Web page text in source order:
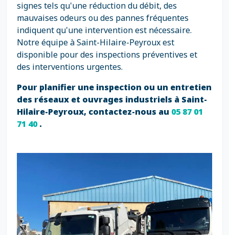
signes tels qu'une réduction du débit, des
mauvaises odeurs ou des pannes fréquentes
indiquent qu'une intervention est nécessaire.
Notre équipe à Saint-Hilaire-Peyroux est
disponible pour des inspections préventives et
des interventions urgentes.
Pour planifier une inspection ou un entretien
des réseaux et ouvrages industriels à Saint-
Hilaire-Peyroux, contactez-nous au 05 87 01
71 40.